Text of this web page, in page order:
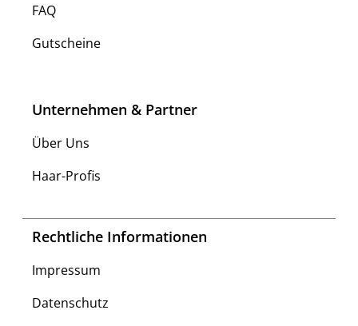
FAQ
Gutscheine
Unternehmen & Partner
Über Uns
Haar-Profis
Rechtliche Informationen
Impressum
Datenschutz